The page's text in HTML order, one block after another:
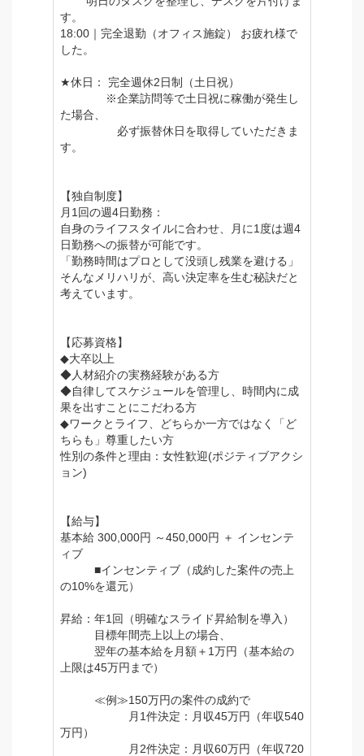
す。
18:00｜完全退勤（オフィス施錠） お疲れ様で
した。
★休日： 完全週休2日制（土日祝）
※企業訪問等で土日祝に稼働が発生し
た場合、
必ず振替休日を取得していただきま
す。
【独自制度】
月1回の週4日勤務：
自身のライフスタイルに合わせ、月に1度は週4
日勤務への振替が可能です。
「勤務時間はプロとして没頭し残業を避ける」
そんなメリハリが、高い決定率を生む秘訣だと
考えています。
【応募資格】
◆大卒以上
◆人材紹介の実務経験がある方
◆自律してスケジュールを管理し、時間内に成
果を出すことにこだわる方
◆ワークとライフ、どちらか一方ではなく「ど
ちらも」尊重したい方
性別の条件と理由：女性歓迎(ポジティブアクシ
ョン)
【給与】
基本給 300,000円 ～450,000円 ＋ インセンテ
ィブ
■インセンティブ（成約した案件の売上
の10%を還元）
昇給：年1回（明確なスライド昇給制を導入）
目標年間売上以上の場合、
翌年の基本給を月額＋1万円（基本給の
上限は45万円まで）
≪例≫150万円の案件の成約で
月1件決定：月収45万円（年収540
万円）
月2件決定：月収60万円（年収720